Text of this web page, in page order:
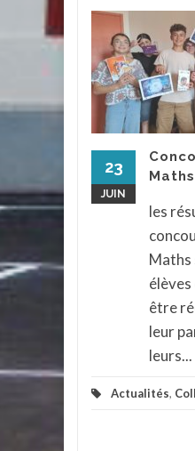
suite
23
JUIN
Maths
les
Maths
élèves
être
leur
leurs...
Actualités,